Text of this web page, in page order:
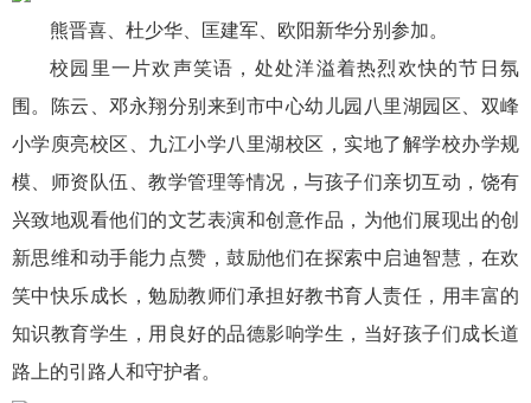
熊晋喜、杜少华、匡建军、欧阳新华分别参加。
校园里一片欢声笑语，处处洋溢着热烈欢快的节日氛
围。陈云、邓永翔分别来到市中心幼儿园八里湖园区、双峰
小学庾亮校区、九江小学八里湖校区，实地了解学校办学规
模、师资队伍、教学管理等情况，与孩子们亲切互动，饶有
兴致地观看他们的文艺表演和创意作品，为他们展现出的创
新思维和动手能力点赞，鼓励他们在探索中启迪智慧，在欢
笑中快乐成长，勉励教师们承担好教书育人责任，用丰富的
知识教育学生，用良好的品德影响学生，当好孩子们成长道
路上的引路人和守护者。